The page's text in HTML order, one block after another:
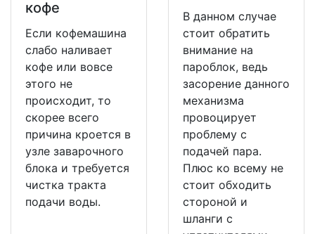
кофе
Если кофемашина
слабо наливает
кофе или вовсе
этого не
происходит, то
скорее всего
причина кроется в
узле заварочного
блока и требуется
чистка тракта
подачи воды.
В данном случае
стоит обратить
внимание на
пароблок, ведь
засорение данного
механизма
провоцирует
проблему с
подачей пара.
Плюс ко всему не
стоит обходить
стороной и
шланги с